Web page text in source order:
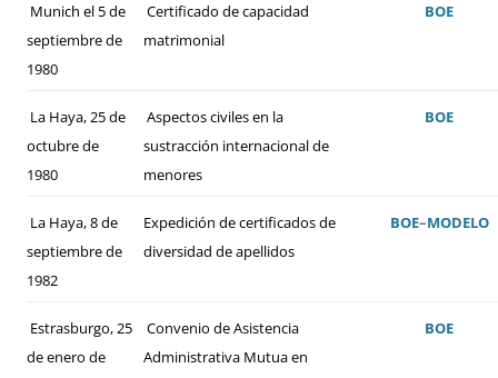
Munich el 5 de
septiembre de
1980
Certificado de capacidad
matrimonial
BOE
La Haya, 25 de
octubre de
1980
Aspectos civiles en la
sustracción internacional de
menores
BOE
La Haya, 8 de
septiembre de
1982
Expedición de certificados de
diversidad de apellidos
BOE–MODELO
Estrasburgo, 25
de enero de
Convenio de Asistencia
Administrativa Mutua en
BOE